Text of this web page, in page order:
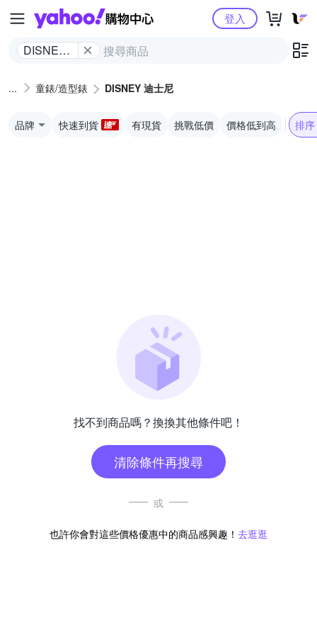
Yahoo購物中心
DISNEY
登入
童錶/造型錶 DISNEY 迪士尼
品牌 快速到貨 有現貨 挑戰低價 價格低到高 排序
找不到商品嗎？換換其他條件吧！
清除條件再搜尋
或
也許你會對這些價格優惠中的商品感興趣！ 去逛逛